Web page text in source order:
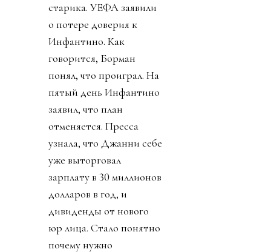
старика. УЕФА заявили
о потере доверия к
Инфантино. Как
говорится, Борман
понял, что проиграл. На
пятый день Инфантино
заявил, что план
отменяется. Пресса
узнала, что Джанни себе
уже выторговал
зарплату в 30 миллионов
долларов в год, и
дивиденды от нового
юр лица. Стало понятно
почему нужно